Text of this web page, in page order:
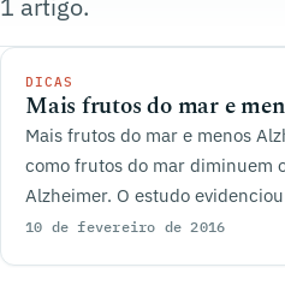
1 artigo.
DICAS
Mais frutos do mar e
Mais frutos do mar e menos
como frutos do mar diminuem
Alzheimer. O estudo
10 de fevereiro de 2016